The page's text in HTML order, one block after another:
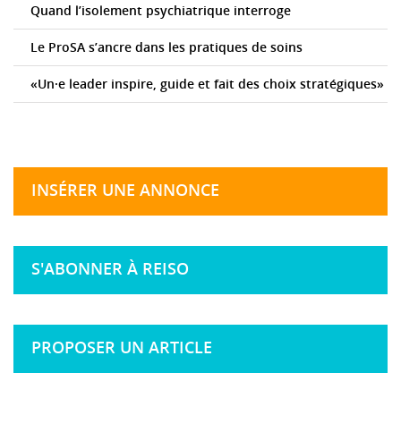
Quand l’isolement psychiatrique interroge
Le ProSA s’ancre dans les pratiques de soins
«Un·e leader inspire, guide et fait des choix stratégiques»
INSÉRER UNE ANNONCE
S'ABONNER À REISO
PROPOSER UN ARTICLE